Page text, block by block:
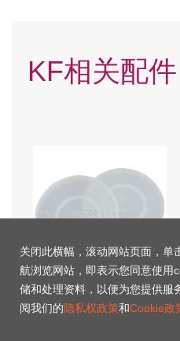
KF相关配件
KF塑胶保护盖
关闭此横幅，滚动网站页面，单
航浏览网站，即表示您同意使用
储和处理资料，以便为您提供服
阅我们的隐私权政策和Cookie政